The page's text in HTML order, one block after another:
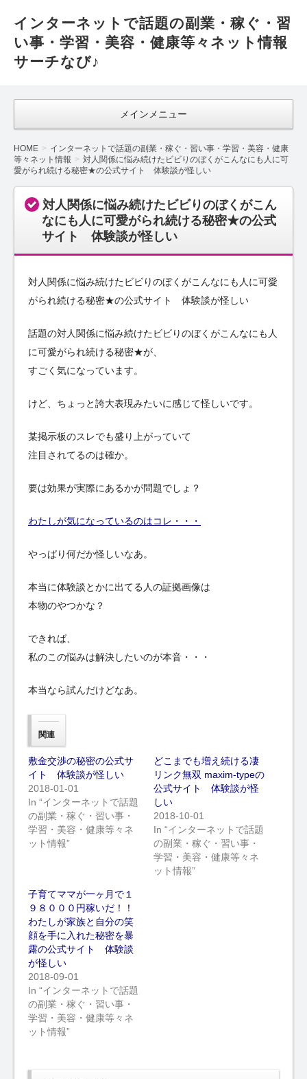
インターネットで話題の副業・稼ぐ・習
い事・学習・美容・健康等々ネット情報
サーチなび♪
メインメニュー
HOME
インターネットで話題の副業・稼ぐ・習い事・学習・美容・健康
等々ネット情報
対人関係に悩み続けたビビりのぼくがこんなにも人に可
愛がられ続ける秘密★の公式サイト 体験談が怪しい
対人関係に悩み続けたビビりのぼくがこん
なにも人に可愛がられ続ける秘密★の公式
サイト 体験談が怪しい
対人関係に悩み続けたビビりのぼくがこんなにも人に可愛
がられ続ける秘密★の公式サイト 体験談が怪しい
話題の対人関係に悩み続けたビビりのぼくがこんなにも人
に可愛がられ続ける秘密★が、
すごく気になっています。
けど、ちょっと誇大表現みたいに感じて怪しいです。
某掲示板のスレでも盛り上がっていて
注目されてるのは確か。
要は効果が実際にあるかが問題でしょ？
わたしが気になっているのはコレ・・・
やっぱり何だか怪しいなあ。
本当に体験談とかに出てる人の証拠画像は
本物のやつかな？
できれば、
私のこの悩みは解決したいのが本音・・・
本当なら試んだけどなあ。
関連
敷金交渉の秘密の公式サ
イト 体験談が怪しい
2018-01-01
In “インターネットで話題
の副業・稼ぐ・習い事・
学習・美容・健康等々ネ
ット情報”
どこまでも増え続ける凄
リンク無双 maxim-typeの
公式サイト 体験談が怪
しい
2018-10-01
In “インターネットで話題
の副業・稼ぐ・習い事・
学習・美容・健康等々ネ
ット情報”
子育てママが一ヶ月で１
９８０００円稼いだ！！
わたしが家族と自分の笑
顔を手に入れた秘密を暴
露の公式サイト 体験談
が怪しい
2018-09-01
In “インターネットで話題
の副業・稼ぐ・習い事・
学習・美容・健康等々ネ
ット情報”